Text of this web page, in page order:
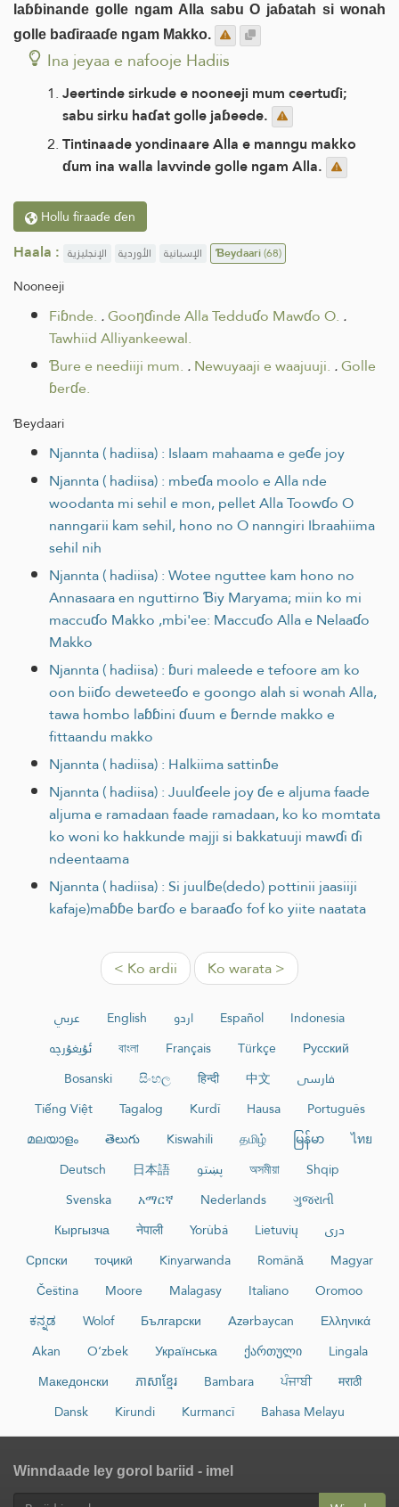
laɓɓinande golle ngam Alla sabu O jaɓatah si wonah
golle baɗiraaɗe ngam Makko.
Ina jeyaa e nafooje Hadiis
Jeertinde sirkude e nooneeji mum ceertuɗi;
sabu sirku haɗat golle jaɓeede.
Tintinaade yondinaare Alla e manngu makko
ɗum ina walla lavvinde golle ngam Alla.
Hollu firaaɗe ɗen
Haala : الإنجليزية الأوردية الإسبانية Ɓeydaari(68)
Nooneeji
Fiɓnde. .Gooŋɗinde Alla Tedduɗo Mawɗo O. .
Tawhiid Alliyankeewal.
Ɓure e neediiji mum. .Newuyaaji e waajuuji. .Golle
ɓerɗe.
Ɓeydaari
Njannta ( hadiisa) : Islaam mahaama e geɗe joy
Njannta ( hadiisa) : mbeɗa moolo e Alla nde
woodanta mi sehil e mon, pellet Alla Toowɗo O
nanngarii kam sehil, hono no O nanngiri Ibraahiima
sehil nih
Njannta ( hadiisa) : Wotee nguttee kam hono no
Annasaara en nguttirno Ɓiy Maryama; miin ko mi
maccuɗo Makko ,mbi'ee: Maccuɗo Alla e Nelaaɗo
Makko
Njannta ( hadiisa) : ɓuri maleede e tefoore am ko
oon biiɗo deweteeɗo e goongo alah si wonah Alla,
tawa hombo laɓɓini ɗuum e ɓernde makko e
fittaandu makko
Njannta ( hadiisa) : Halkiima sattinɓe
Njannta ( hadiisa) : Juulɗeele joy ɗe e aljuma faade
aljuma e ramadaan faade ramadaan, ko ko momtata
ko woni ko hakkunde majji si bakkatuuji mawɗi ɗi
ndeentaama
Njannta ( hadiisa) : Si juulɓe(dedo) pottinii jaasiiji
kafaje)maɓɓe barɗo e baraaɗo fof ko yiite naatata
< Ko ardii Ko warata >
عربي English اردو Español
Indonesia
ئۇيغۇرچە
বাংলা Français Türkçe
Русский
Bosanski
සිංහල हिन्दी 中文
فارسی
Tiếng Việt
Tagalog Kurdî Hausa
Português
മലയാളം
తెలుగు Kiswahili தமிழ் မြန်မာ
ไทย
Deutsch
日本語 پښتو অসমীয়া
Shqip
Svenska
አማርኛ Nederlands
ગુજરાતી
Кыргызча
नेपाली Yorùbá Lietuvių
دری
Српски
тоҷикӣ Kinyarwanda Română
Magyar
Čeština
Moore Malagasy Italiano
Oromoo
ಕನ್ನಡ
Wolof Български Azərbaycan
Ελληνικά
Akan
O‘zbek Українська ქართული
Lingala
Македонски
ភាសាខ្មែរ Bambara ਪੰਜਾਬੀ
मराठी
Dansk
Kirundi Kurmancî Bahasa Melayu
Winndaade ley gorol bariid - imel